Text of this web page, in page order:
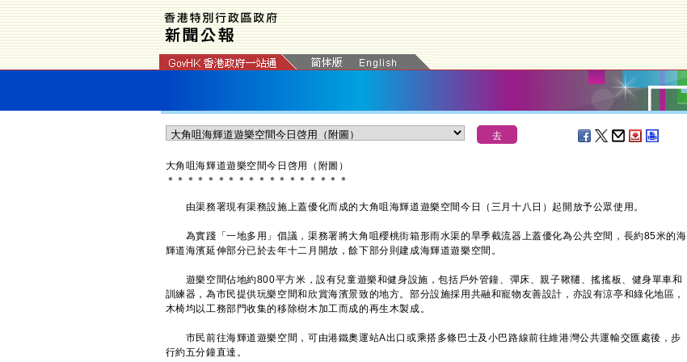
大角咀海輝道遊樂空間今日啓用（附圖）
＊ ＊ ＊ ＊ ＊ ＊ ＊ ＊ ＊ ＊ ＊ ＊ ＊ ＊ ＊ ＊ ＊ ＊
由渠務署現有渠務設施上蓋優化而成的大角咀海輝道遊樂空間今日（三月十八日）起開放予公眾使用。
為實踐「一地多用」倡議，渠務署將大角咀櫻桃街箱形雨水渠的旱季截流器上蓋優化為公共空間，長約85米的海
輝道海濱延伸部分已於去年十二月開放，餘下部分則建成海輝道遊樂空間。
遊樂空間佔地約800平方米，設有兒童遊樂和健身設施，包括戶外管鐘、彈床、親子鞦韆、搖搖板、健身單車和
訓練器，為市民提供玩樂空間和欣賞海濱景致的地方。部分設施採用共融和寵物友善設計，亦設有涼亭和綠化地區，
木椅均以工務部門收集的移除樹木加工而成的再生木製成。
市民前往海輝道遊樂空間，可由港鐵奧運站A出口或乘搭多條巴士及小巴路線前往維港灣公共運輸交匯處後，步
行約五分鐘直達。